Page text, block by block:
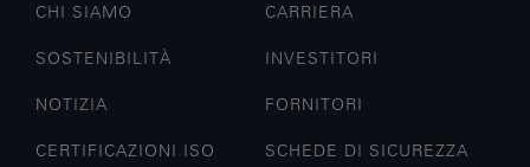
CHI SIAMO CARRIERA
SOSTENIBILITÀ INVESTITORI
NOTIZIA FORNITORI
CERTIFICAZIONI ISO
SCHEDE DI SICUREZZA